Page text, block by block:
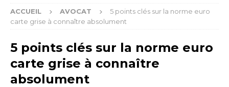
ACCUEIL AVOCAT
5 points clés sur la norme euro
carte grise à connaître absolument
5 points clés sur la norme euro
carte grise à connaître
absolument